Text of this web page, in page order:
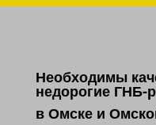
Необходимы
недорогие ГНБ-
в Омске и